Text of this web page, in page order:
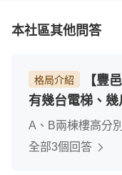
本社區其他問答
格局介紹
【豐
有幾台電梯、幾
A、B兩棟樓高分
電梯B棟一層6戶3
全部3個回答